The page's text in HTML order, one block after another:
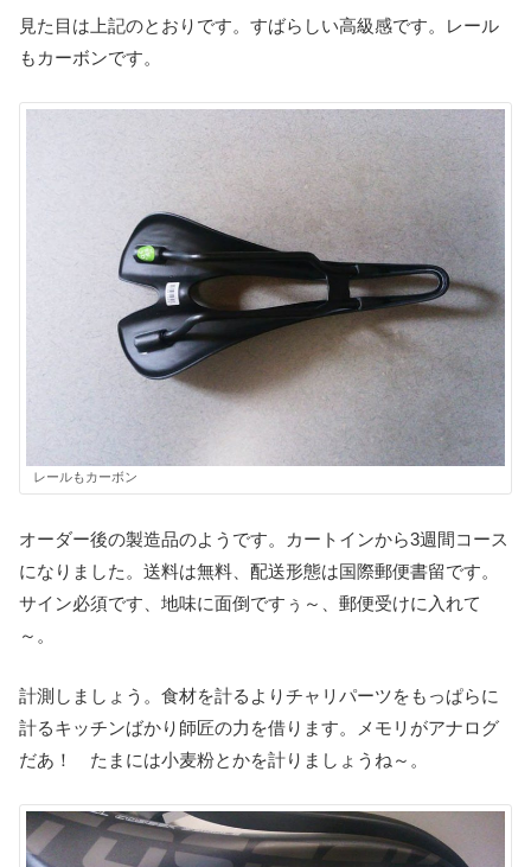
見た目は上記のとおりです。すばらしい高級感です。レール
もカーボンです。
レールもカーボン
オーダー後の製造品のようです。カートインから3週間コース
になりました。送料は無料、配送形態は国際郵便書留です。
サイン必須です、地味に面倒ですぅ～、郵便受けに入れて
～。
計測しましょう。食材を計るよりチャリパーツをもっぱらに
計るキッチンばかり師匠の力を借ります。メモリがアナログ
だあ！ たまには小麦粉とかを計りましょうね～。